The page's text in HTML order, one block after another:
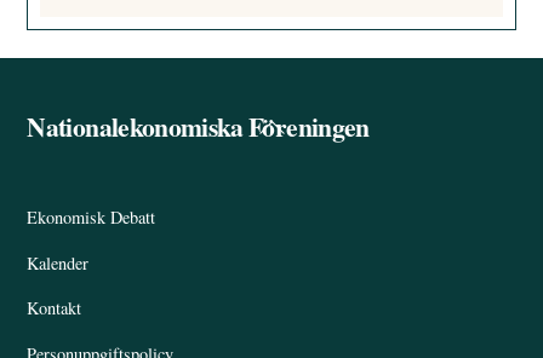
Back
Nationalekonomiska Föreningen
Ekonomisk Debatt
Kalender
Kontakt